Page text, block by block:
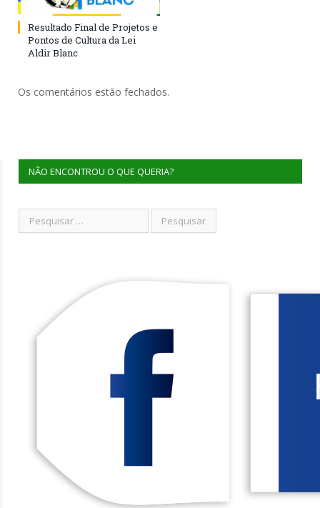
Resultado Final de Projetos e
Pontos de Cultura da Lei
Aldir Blanc
Os comentários estão fechados.
NÃO ENCONTROU O QUE QUERIA?